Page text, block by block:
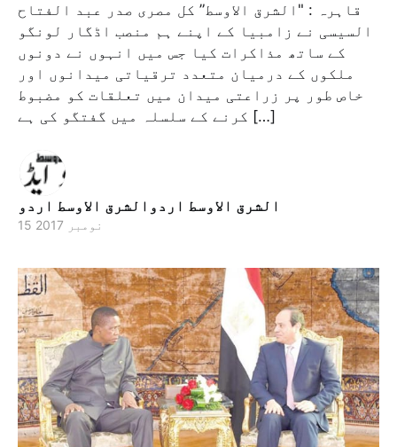
قاہرہ : "الشرق الاوسط” کل مصری صدر عبد الفتاح
السیسی نے زامبیا کے اپنے ہم منصب اڈگار لونگو
کے ساتھ مذاکرات کیا جس میں انہوں نے دونوں
ملکوں کے درمیان متعدد ترقیاتی میدانوں اور
خاص طور پر زراعتی میدان میں تعلقات کو مضبوط
کرنے کے سلسلہ میں گفتگو کی ہے […]
الشرق الاوسط اردوالشرق الاوسط اردو
15 نومبر 2017